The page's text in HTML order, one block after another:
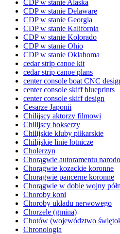
CDP w stanie Alaska
CDP w stanie Delaware
CDP w stanie Georgia
CDP w stanie Kalifornia
CDP w stanie Kolorado
CDP w stanie Ohio
CDP w stanie Oklahoma
cedar strip canoe kit
cedar strip canoe plans
center console boat CNC
center console skiff blueprints
center console skiff design
Cesarze Japonii
Chilijscy aktorzy filmowi
Chilijscy bokserzy
Chilijskie kluby piłkarskie
Chilijskie linie lotnicze
Cholerzyn
Chorągwie autoramentu
Chorągwie kozackie koronne
Chorągwie pancerne koronne
Chorągwie w dobie wojny
Choroby koni
Choroby układu nerwowego
Chorzele (gmina)
Chotów (województwo
Chronologia